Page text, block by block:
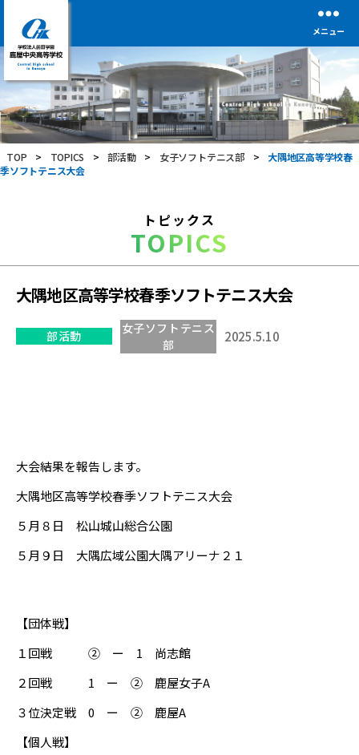
学
校
法
人
前
田
学
高
等
学
メニュー
TOP > TOPICS > 部活動 > 女子ソフトテニス部 >
大隅地区高等学校春
季ソフトテニス大会
トピックス
TOPICS
大隅地区高等学校春季ソフトテニス大会
部活動
女子ソフトテニス
部
2025.5.10
大会結果を報告します。
大隅地区高等学校春季ソフトテニス大会
５月８日 松山城山総合公園
５月９日 大隅広域公園大隅アリーナ２１
【団体戦】
１回戦 ② ー 1 尚志館
２回戦 1 ー ② 鹿屋女子A
３位決定戦 0 ー ② 鹿屋A
【個人戦】